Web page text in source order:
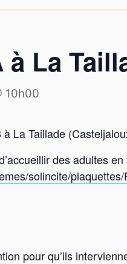
à La
10h00
La Taillade
des adultes
solincite/
pour qu’ils